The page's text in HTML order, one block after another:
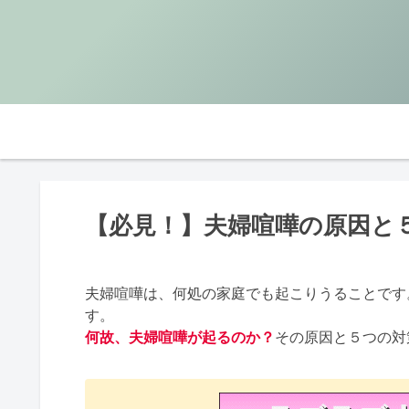
【必見！】夫婦喧嘩の原因と
夫婦喧嘩は、何処の家庭でも起こりうることで
す。
何故、夫婦喧嘩が起るのか？ その原因と５つの